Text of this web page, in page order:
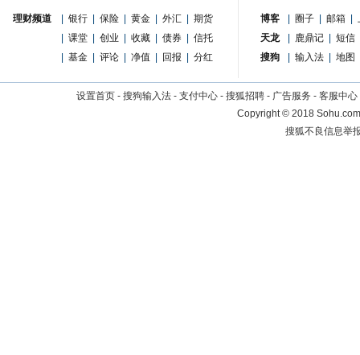
理财频道 银行 保险 黄金 外汇
期货
课堂 创业 收藏 债券
信托
基金 评论 净值 回报 分红
博客 圈子 邮箱
天龙
鹿鼎记
短信
搜狗
输入法 地图
设置首页 - 搜狗输入法 - 支付中心 - 搜狐招聘 - 广告服务 - 客服中心
Copyright©2018
搜狐不良信息举